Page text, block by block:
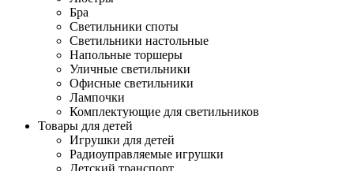
Бра
Светильники споты
Светильники настольные
Напольные торшеры
Уличные светильники
Офисные светильники
Лампочки
Комплектующие для светильников
Товары для детей
Игрушки для детей
Радиоуправляемые игрушки
Детский транспорт